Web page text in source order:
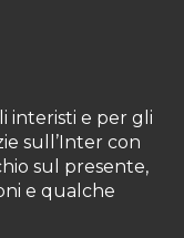
interisti e per gli
sull’Inter con
sul presente,
e qualche